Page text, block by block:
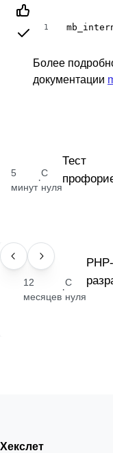
1
Более
документации
5
минут
·
С
нуля
Тест
ПРОФЕССИЯ
12
месяцев
·
С
нуля
РНР-
Хекслет